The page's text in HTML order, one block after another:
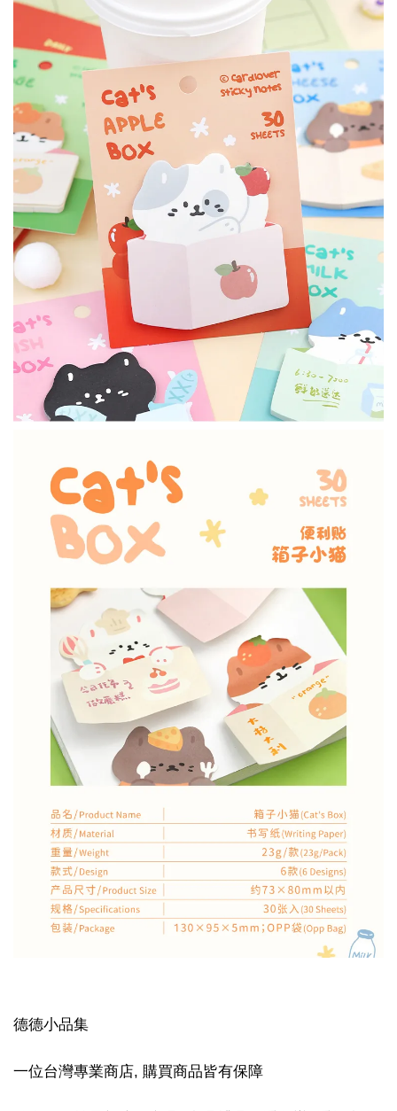
德德小品集
一位台灣專業商店, 購買商品皆有保障